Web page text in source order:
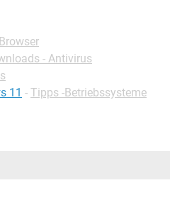
- Antivirus
11 - Tipps -Betriebssysteme